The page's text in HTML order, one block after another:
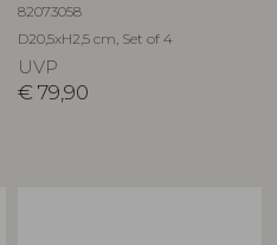
82073058
D20,5xH2,5 cm, Set of 4
UVP
€ 79,90